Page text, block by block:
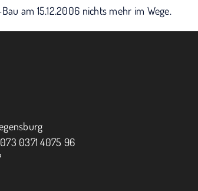
am 15.12.2006 nichts mehr im Wege.
0371 4075 96